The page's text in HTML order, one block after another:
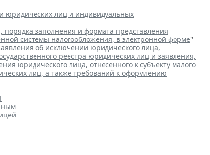
юридических лиц и индивидуальных
заполнения и формата представления
системы налогообложения, в электронной форме"
об исключении юридического лица,
реестра юридических лиц и заявления,
юридического лица, отнесенного к субъекту малого
лиц, а также требований к оформлению